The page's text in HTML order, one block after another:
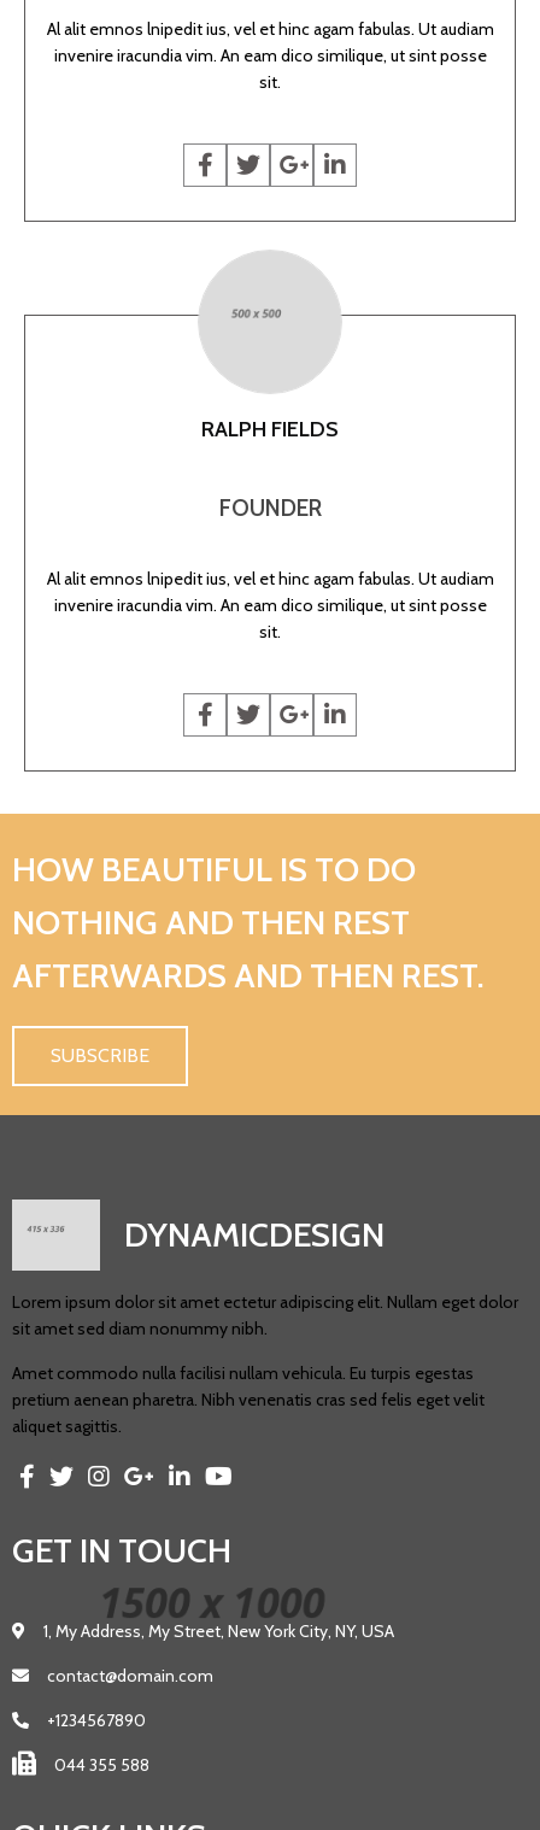
Al alit emnos lnipedit ius, vel et hinc agam fabulas. Ut audiam
invenire iracundia vim. An eam dico similique, ut sint posse
sit.
RALPH FIELDS
FOUNDER
Al alit emnos lnipedit ius, vel et hinc agam fabulas. Ut audiam
invenire iracundia vim. An eam dico similique, ut sint posse
sit.
HOW BEAUTIFUL IS TO DO
NOTHING AND THEN REST
AFTERWARDS AND THEN REST.
SUBSCRIBE
DYNAMICDESIGN
Lorem ipsum dolor sit amet ectetur adipiscing elit. Nullam eget dolor
sit amet sed diam nonummy nibh.
Amet commodo nulla facilisi nullam vehicula. Eu turpis egestas
pretium aenean pharetra. Nibh venenatis cras sed felis eget velit
aliquet sagittis.
GET IN TOUCH
1, My Address, My Street, New York City, NY, USA
contact@domain.com
+1234567890
044 355 588